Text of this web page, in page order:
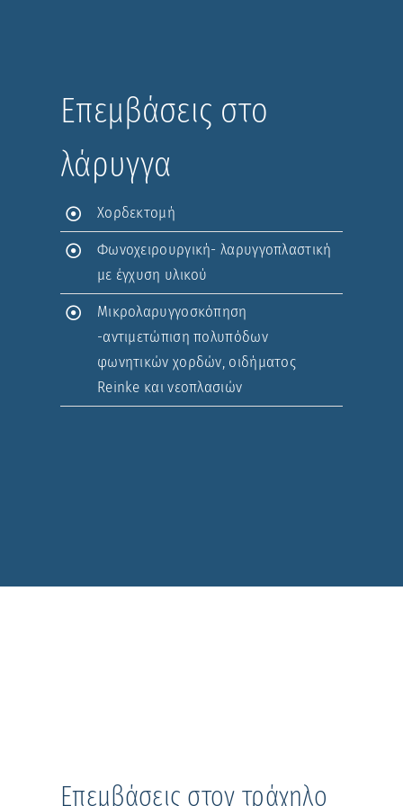
Επεμβάσεις στο
λάρυγγα
Χορδεκτομή
Φωνοχειρουργική- λαρυγγοπλαστική
με έγχυση υλικού
Μικρολαρυγγοσκόπηση
-αντιμετώπιση πολυπόδων
φωνητικών χορδών, οιδήματος
Reinke και νεοπλασιών
Επεμβάσεις στον τράχηλο